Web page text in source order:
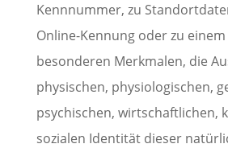
Kennnummer, zu
Online-Kennung oder zu
besonderen Merkmalen, die
physischen, physiologischen,
psychischen, wirtschaftlichen,
sozialen Identität dieser